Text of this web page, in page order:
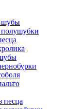
шубы
песца